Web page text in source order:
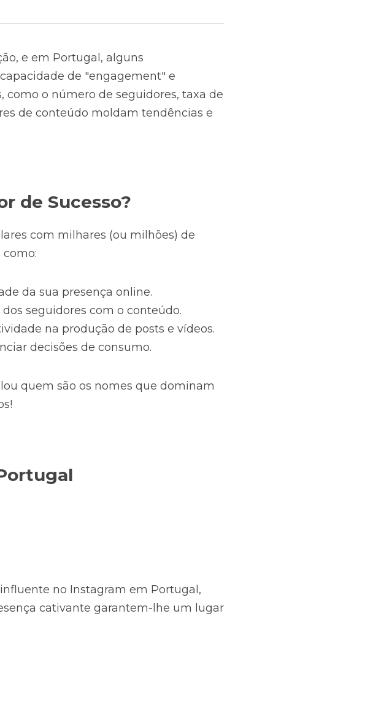
e em Portugal, alguns
de "engagement" e
como o número de seguidores, taxa de
de conteúdo moldam tendências e
de Sucesso?
com milhares (ou milhões) de
da sua presença online.
seguidores com o conteúdo.
na produção de posts e vídeos.
decisões de consumo.
quem são os nomes que dominam
no Instagram em Portugal,
cativante garantem-lhe um lugar